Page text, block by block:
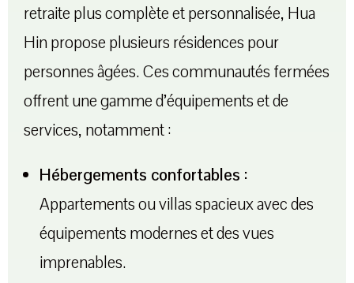
retraite plus complète et personnalisée, Hua
Hin propose plusieurs résidences pour
personnes âgées. Ces communautés fermées
offrent une gamme d’équipements et de
services, notamment :
Hébergements confortables :
Appartements ou villas spacieux avec des
équipements modernes et des vues
imprenables.